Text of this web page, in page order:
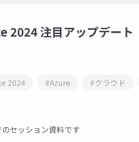
注目アップデート
2024 #Azure #クラウド
セッション資料です